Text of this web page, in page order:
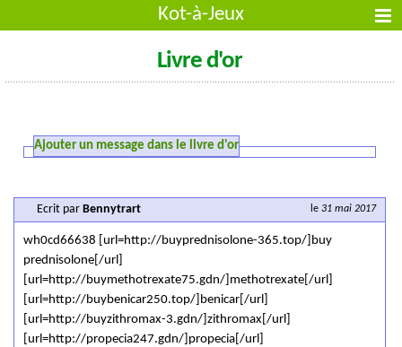
Kot-à-Jeux
Livre d'or
Ajouter un message dans le livre d'or
le 31 mai 2017
Ecrit par Bennytrart
wh0cd66638 [url=http://buyprednisolone-365.top/]buy
prednisolone[/url]
[url=http://buymethotrexate75.gdn/]methotrexate[/url]
[url=http://buybenicar250.top/]benicar[/url]
[url=http://buyzithromax-3.gdn/]zithromax[/url]
[url=http://propecia247.gdn/]propecia[/url]